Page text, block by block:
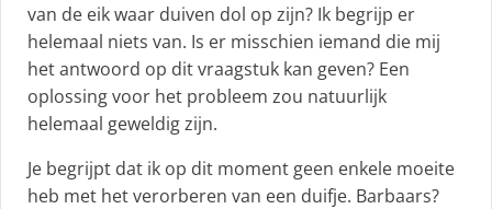
van de eik waar duiven dol op zijn? Ik begrijp er
helemaal niets van. Is er misschien iemand die mij
het antwoord op dit vraagstuk kan geven? Een
oplossing voor het probleem zou natuurlijk
helemaal geweldig zijn.
Je begrijpt dat ik op dit moment geen enkele moeite
heb met het verorberen van een duifje. Barbaars?